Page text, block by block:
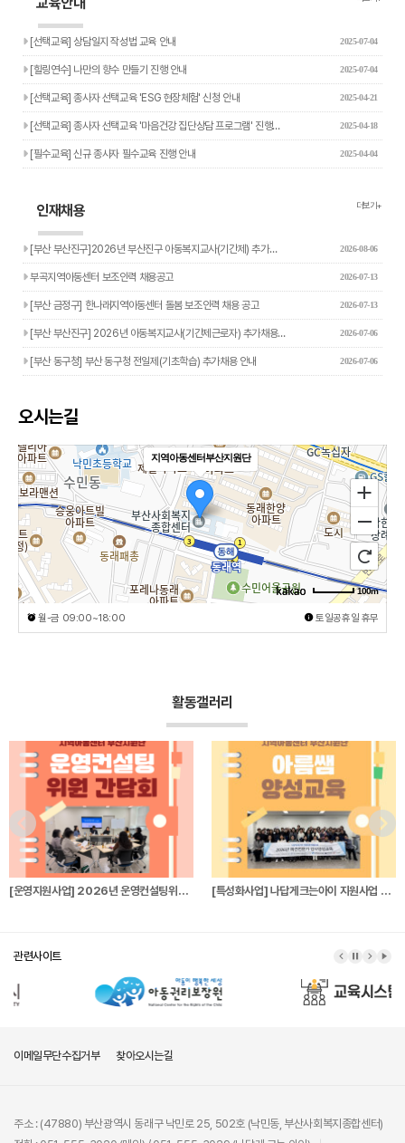
[선택교육] 상담일지 작성법 교육 안내 2025-07-04
[힐링연수] 나만의 향수 만들기 진행 안내 2025-07-04
[선택교육] 종사자 선택교육 'ESG 현장체험' 신청 안내 2025-04-21
[선택교육] 종사자 선택교육 '마음건강 집단상담 프로그램' 진행… 2025-04-18
[필수교육] 신규 종사자 필수교육 진행 안내 2025-04-04
인재채용 더보기+
[부산 부산진구]2026년 부산진구 아동복지교사(기간제) 추가… 2026-08-06
부곡지역아동센터 보조인력 채용공고 2026-07-13
[부산 금정구] 한나래지역아동센터 돌봄 보조인력 채용 공고 2026-07-13
[부산 부산진구] 2026년 아동복지교사(기간제근로자) 추가채용… 2026-07-06
[부산 동구청] 부산 동구청 전일제(기초학습) 추가채용 안내 2026-07-06
오시는길
지역아동센터부산지원단
100m
월-금 09:00~18:00 토일공휴일 휴무
활동갤러리
[운영지원사업] 2026년 운영컨설팅위원 간… [특성화사업] 나답게크는아이 지원사업 파견전…
관련사이트
이메일무단수집거부 찾아오시는길
주소 : (47880) 부산광역시 동래구 낙민로 25, 502호 (낙민동, 부산사회복지종합센터)